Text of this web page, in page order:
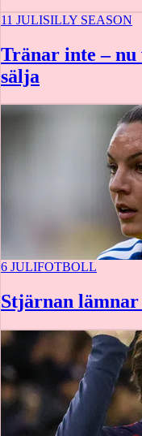
11 JULISILLY SEASON
Tränar inte –
sälja
6 JULIFOTBOLL
Stjärnan